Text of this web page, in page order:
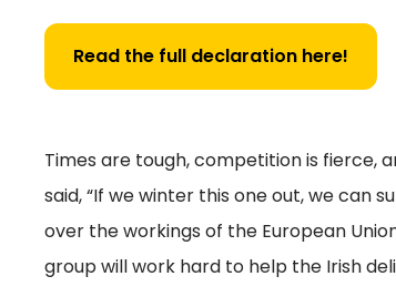
Read the full declaration here!
Times are tough, competition is fierce,
said, “If we winter this one out, we can
over the workings of the European
group will work hard to help the Irish